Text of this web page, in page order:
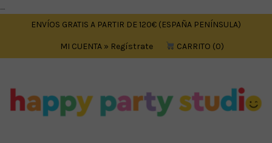
....
ENVÍOS GRATIS A PARTIR DE 120€ (ESPAÑA PENÍNSULA)
MI CUENTA » Regístrate CARRITO 0